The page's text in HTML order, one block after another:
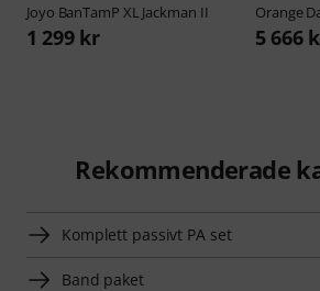
Joyo BanTamP XL Jackman II
1 299 kr
Orange
5 666
Rekommenderade
Komplett passivt PA set
Band paket